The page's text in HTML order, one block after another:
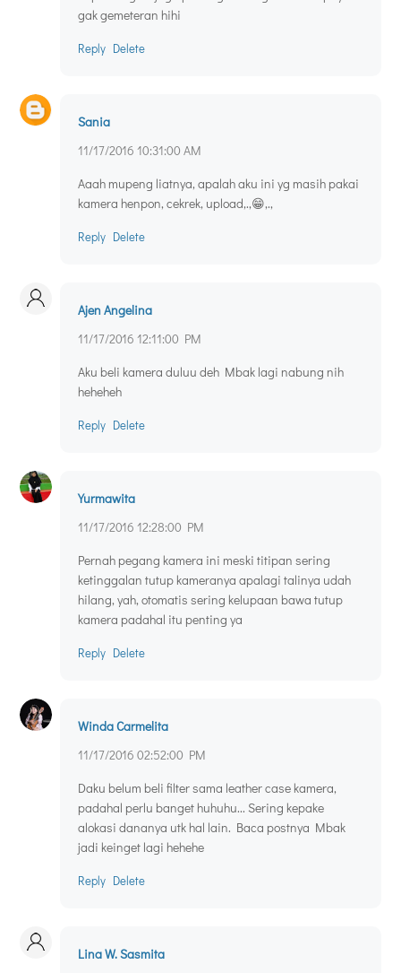
gak gemeteran hihi
Reply Delete
Sania
11/17/2016 10:31:00 AM
Aaah mupeng liatnya, apalah aku ini yg masih pakai
kamera henpon, cekrek, upload,.,😁,.,
Reply Delete
Ajen Angelina
11/17/2016 12:11:00 PM
Aku beli kamera duluu deh Mbak lagi nabung nih
heheheh
Reply Delete
Yurmawita
11/17/2016 12:28:00 PM
Pernah pegang kamera ini meski titipan sering
ketinggalan tutup kameranya apalagi talinya udah
hilang, yah, otomatis sering kelupaan bawa tutup
kamera padahal itu penting ya
Reply Delete
Winda Carmelita
11/17/2016 02:52:00 PM
Daku belum beli filter sama leather case kamera,
padahal perlu banget huhuhu... Sering kepake
alokasi dananya utk hal lain. Baca postnya Mbak
jadi keinget lagi hehehe
Reply Delete
Lina W. Sasmita